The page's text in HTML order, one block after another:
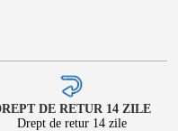
DE RETUR 14 ZILE
Drept de retur 14 zile